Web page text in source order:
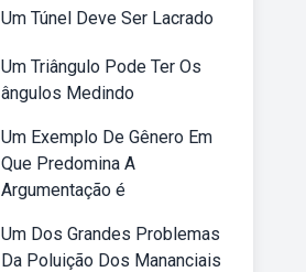
Um Túnel Deve Ser Lacrado
Um Triângulo Pode Ter Os
ângulos Medindo
Um Exemplo De Gênero Em
Que Predomina A
Argumentação é
Um Dos Grandes Problemas
Da Poluição Dos Mananciais